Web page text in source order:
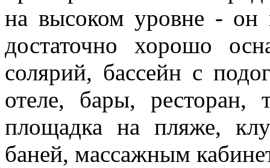
на высоком уровне - он
достаточно хорошо
солярий, бассейн с
отеле, бары, ресторан,
площадка на пляже,
баней, массажным